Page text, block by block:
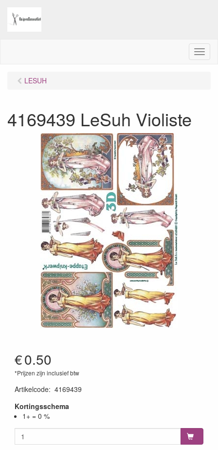
M
e
LESUH
4169439 LeSuh Violiste
€0.50
*Prijzen zijn inclusief btw
Artikelcode: 4169439
Kortingsschema
1+ = 0 %